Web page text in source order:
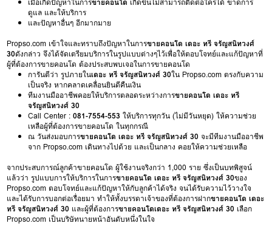
เมื่อเกิดปัญหาในการขายคอนโด เกิดขึ้นไม่สามารถติดต่อใครได้ ขาดการ
ดูแล และให้บริการ
และปัญหาอื่นๆ อีกมากมาย
Propso.com เข้าใจและทราบถึงปัญหาในการขายคอนโด เดอะ ทรี จรัญสนิทวงศ์
30ดังกล่าว จึงได้จัดเตรียมบริการในรูปแบบต่างๆไว้เพื่อให้ตอบโจทย์และแก้ปัญหาที่
ผู้ที่ต้องการขายคอนโด ต้องประสบพบเจอในการขายคอนโด
การันตีว่า รูปภายในเดอะ ทรี จรัญสนิทวงศ์ 30ใน Propso.com ตรงกับความ
เป็นจริง หากคลาดเคลื่อนยินดีคืนเงิน
ทีมงานมืออาชีพคอยให้บริการตลอดระหว่างการขายคอนโด เดอะ ทรี
จรัญสนิทวงศ์ 30
Call Center :081-7554-553 ให้บริการทุกวัน (ไม่มีวันหยุด) ให้ความช่วย
เหลือผู้ที่ต้องการขายคอนโด ในทุกกรณี
ณ วันส่งมอบการขายคอนโด เดอะ ทรี จรัญสนิทวงศ์ 30 จะมีทีมงานมืออาชีพ
จาก Propso.com เดินทางไปด้วย และเป็นกลาง คอยให้ความช่วยเหลือ
จากประสบการณ์ลูกค้าขายคอนโด ผู้ใช้งานจริงกว่า 1,000 ราย ซึ่งเป็นบทพิสูจน์
แล้วว่า รูปแบบการให้บริการในการขายคอนโด เดอะ ทรี จรัญสนิทวงศ์ 30ของ
Propso.com ตอบโจทย์และแก้ปัญหาให้กับลูกค้าได้จริง จนได้รับความไว้วางใจ
และได้รับการบอกต่อเรื่อยมา ทำให้ทั้งบรรดาเจ้าของที่ต้องการฝากขายคอนโด เดอะ
ทรี จรัญสนิทวงศ์ 30 และผู้ที่ต้องการขายคอนโดเดอะ ทรี จรัญสนิทวงศ์ 30 เลือก
Propso.com เป็นบริษัทนายหน้าอันดับหนึ่งในใจ